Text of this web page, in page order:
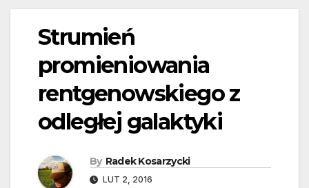
Strumień
promieniowania
rentgenowskiego z
odległej galaktyki
By Radek Kosarzycki
LUT 2, 2016